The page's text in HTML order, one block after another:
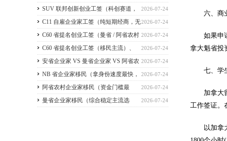
六、商
如果申请
拿大魁省投
七、学
加拿大留
工作签证。
以加拿大
签比较
司开加拿大分公司）
2026-07-24
SUV 联邦创新创业工签（科创赛道，
2026 暂停接收新申请）
2026-07-24
C11 自雇企业家工签（纯短期经商，无
直接永居通道）
2026-07-24
C60 省提名创业工签（曼省 / 阿省农村
/ NB 省，唯一稳定转永居，重点）
2026-07-24
C60 省提名创业工签（移民主流）、
C11 自雇工签、SUV 科创工签、ICT 跨国高管工
签
2026-07-24
安省企业家 VS 曼省企业家 VS 阿省农
村企业家 VS NB 省企业家 四合一详细对比
（2026 年 7 月最新官方政策）
2026-07-24
NB 省企业家移民（拿身份速度最快，
短期创业过渡首选）
2026-07-24
阿省农村企业家移民（资金门槛最
低，预算有限首选）
2026-07-24
曼省企业家移民（综合稳定主流选